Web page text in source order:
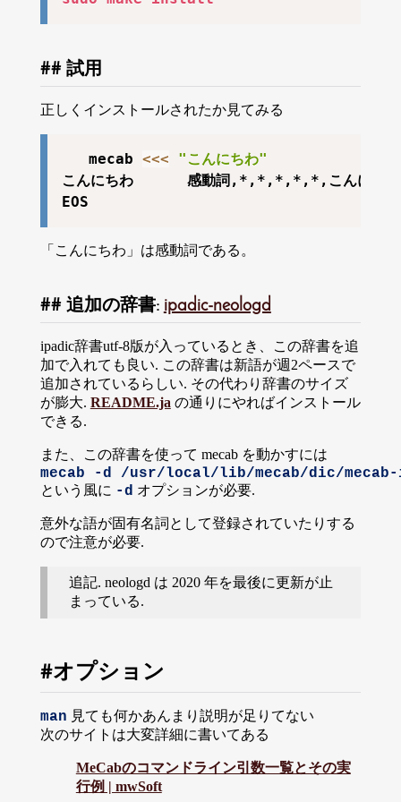
試用
正しくインストールされたか見てみる
   mecab
<<<
"こんにちわ"
こんにちわ      感動詞,*,*,*,*,*,こんにちわ,
「こんにちわ」は感動詞である。
追加の辞書: ipadic-neologd
ipadic辞書utf-8版が入っているとき、この辞書を追
加で入れても良い. この辞書は新語が週2ペースで
追加されているらしい. その代わり辞書のサイズ
が膨大. README.ja の通りにやればインストール
できる.
また、この辞書を使って mecab を動かすには
mecab -d /usr/local/lib/mecab/dic/
という風に -d オプションが必要.
意外な語が固有名詞として登録されていたりする
ので注意が必要.
追記. neologd は 2020 年を最後に更新が止
まっている.
オプション
man 見ても何かあんまり説明が足りてない
次のサイトは大変詳細に書いてある
MeCabのコマンドライン引数一覧とその実
行例 | mwSoft